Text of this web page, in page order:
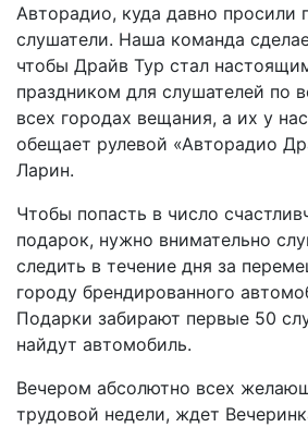
Авторадио, куда давно просили
слушатели. Наша команда
чтобы Драйв Тур стал
праздником для слушателей по
всех городах вещания, а их у
обещает рулевой «Авторадио
Ларин.
Чтобы попасть в число
подарок, нужно внимательно
следить в течение дня за
городу брендированного
Подарки забирают первые 50
найдут автомобиль.
Вечером абсолютно всех
трудовой недели, ждет